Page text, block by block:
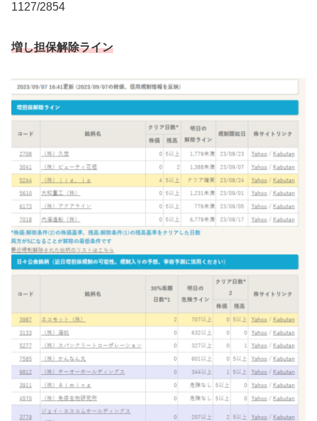
1127/2854
増し担保解除ライン